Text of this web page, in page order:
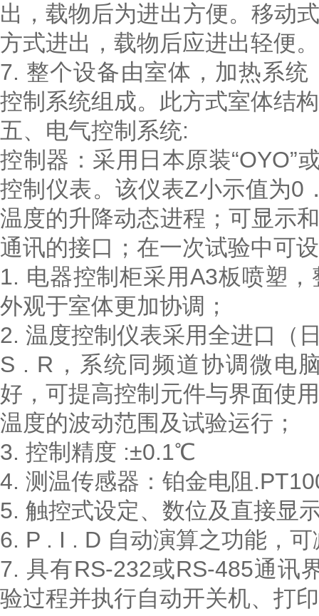
出，载物后为进出方便。移动
方式进出，载物后应进出轻便。
7. 整个设备由室体，加热系
控制系统组成。此方式室体结
五、电气控制系统:
控制器：采用日本原装“OYO”
控制仪表。该仪表Z小示值为
温度的升降动态进程；可显示
通讯的接口；在一次试验中可
1. 电器控制柜采用A3板喷塑
外观于室体更加协调；
2. 温度控制仪表采用全进口（
S . R，系统同频道协调微电
好，可提高控制元件与界面使
温度的波动范围及试验运行；
3. 控制精度 :±0.1℃
4. 测温传感器：铂金电阻
5. 触控式设定、数位及直接显
6. P . I . D 自动演算之功能，
7. 具有RS-232或RS-485通讯
验过程并执行自动开关机、打